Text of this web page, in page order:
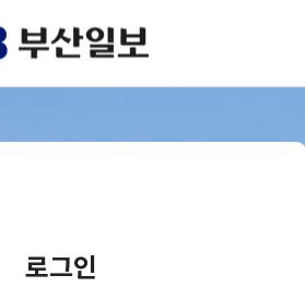
로그인